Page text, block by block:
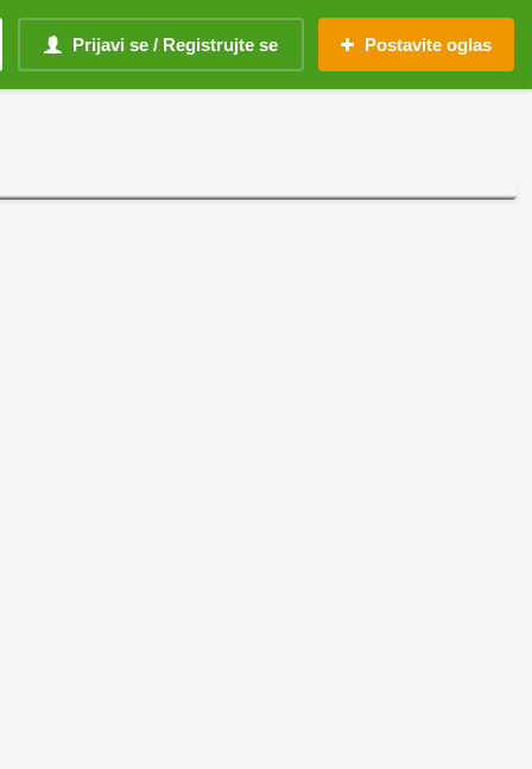
Prijavi se / Registrujte se Postavite oglas